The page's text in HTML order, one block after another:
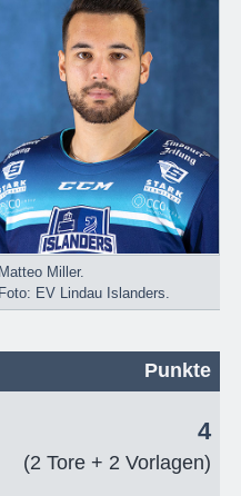
Matteo Miller.
Foto: EV Lindau Islanders.
Punkte
4
(2 Tore + 2 Vorlagen)